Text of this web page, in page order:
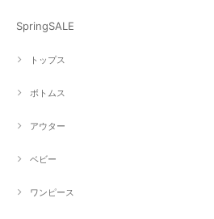
SpringSALE
トップス
ボトムス
アウター
ベビー
ワンピース